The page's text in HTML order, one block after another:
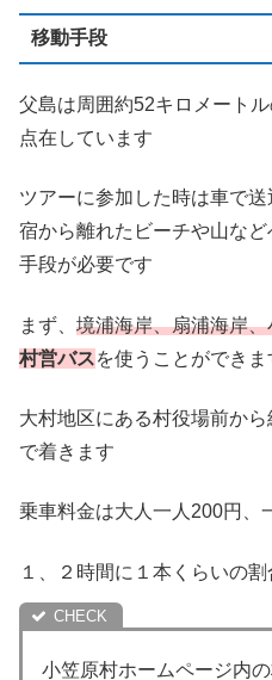
移動手段
父島は周囲約52キロメート
点在しています
ツアーに参加した時は車で
宿から離れたビーチや山な
手段が必要です
まず、 境浦海岸、扇浦海岸
村営バスを使うことができま
大村地区にある村役場前か
で着きます
乗車料金は大人一人200円、
１、２時間に１本くらいの
小笠原村ホームページ内